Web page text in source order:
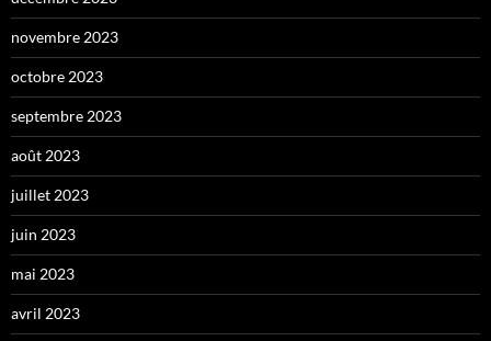
novembre 2023
octobre 2023
septembre 2023
août 2023
juillet 2023
juin 2023
mai 2023
avril 2023